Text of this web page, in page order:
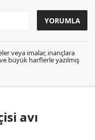
veya imalar, inançlara
büyük harflerle yazılmış
avı